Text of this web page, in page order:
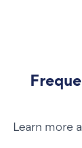
Learn more